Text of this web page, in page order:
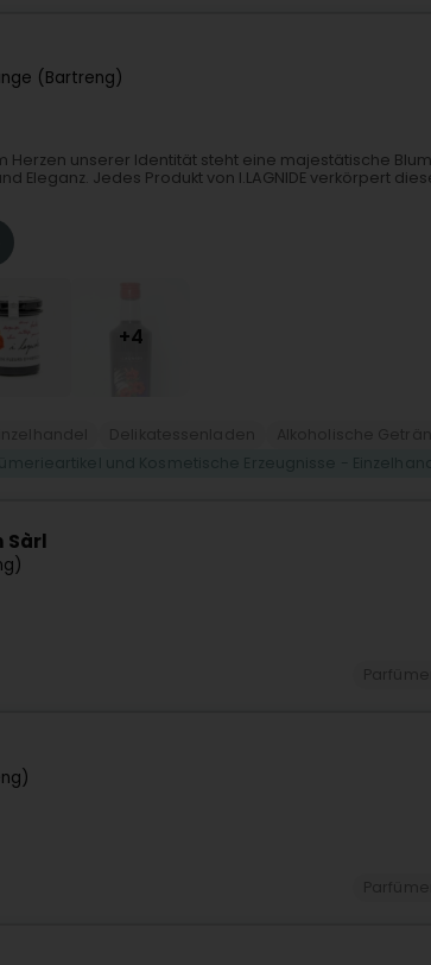
(Bartreng)
Herzen unserer Identität steht eine majestätische
Eleganz. Jedes Produkt von I.LAGNIDE verkörpert
+4
Sàrl